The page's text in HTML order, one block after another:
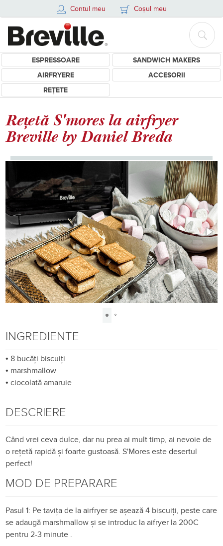
Contul meu Coșul meu
ESPRESSOARE
SANDWICH MAKERS
AIRFRYERE
ACCESORII
REȚETE
Rețetă S'mores la airfryer
Breville by Daniel Breda
INGREDIENTE
• 8 bucăți biscuiți
• marshmallow
•ciocolată amaruie
DESCRIERE
Când vrei ceva dulce, dar nu prea ai mult timp, ai nevoie de
o reţetă rapidă şi foarte gustoasă. S'Mores este desertul
perfect!
MOD DE PREPARARE
Pasul 1: Pe tavița de la airfryer se așează 4 biscuiți, peste care
se adaugă marshmallow și se introduc la aifryer la 200C
pentru 2-3 minute .